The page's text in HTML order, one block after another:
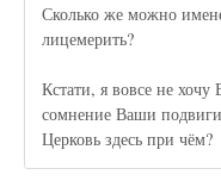
Сколько же можно
лицемерить?
Кстати, я вовсе не хочу
сомнение Ваши
Церковь здесь при чём?